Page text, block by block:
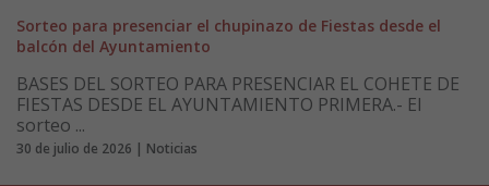
Sorteo para presenciar el chupinazo de Fiestas desde el
balcón del Ayuntamiento
BASES DEL SORTEO PARA PRESENCIAR EL COHETE DE
FIESTAS DESDE EL AYUNTAMIENTO PRIMERA.- El
sorteo ...
30 de julio de 2026 | Noticias